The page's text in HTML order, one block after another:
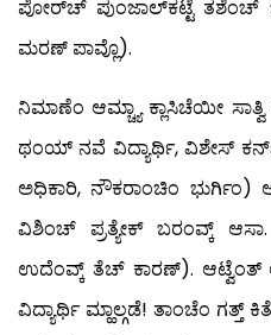
ಪೋರ್‌ಚ್ ಪುಂಜಾಲ್‍ಕಟ್ಟೆ ತಶೆಂಚ್
ಮರಣ್ ಪಾವ್ಲೊ).
ನಿಮಾಣೆಂ ಆಮ್ಚ್ಯಾ ಕ್ಲಾಸಿಚೆಯೀ
ಥಂಯ್ ನವೆ ವಿದ್ಯಾರ್ಥಿ, ವಿಶೇಸ್
ಅಧಿಕಾರಿ, ನೌಕರಾಂಚಿಂ ಭುರ್ಗಿಂ)
ವಿಶಿಂಚ್ ಪ್ರತ್ಯೇಕ್ ಬರಂವ್ಕ್
ಉದೆಂವ್ಕ್ ತೆಚ್ ಕಾರಣ್).
ವಿದ್ಯಾರ್ಥಿ ಮ್ಹಾಲ್ಗಡೆ! ತಾಂಚೆಂ ಗತ್ತ್